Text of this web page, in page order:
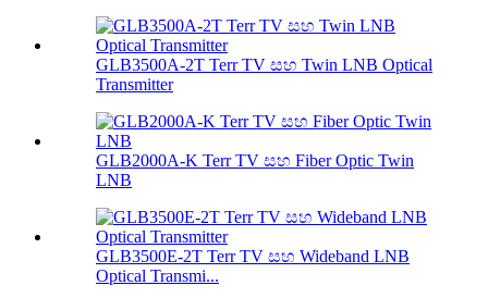
GLB3500A-2T Terr TV සහ Twin LNB Optical
Transmitter
GLB2000A-K Terr TV සහ Fiber Optic Twin
LNB
GLB3500E-2T Terr TV සහ Wideband LNB
Optical Transmi...